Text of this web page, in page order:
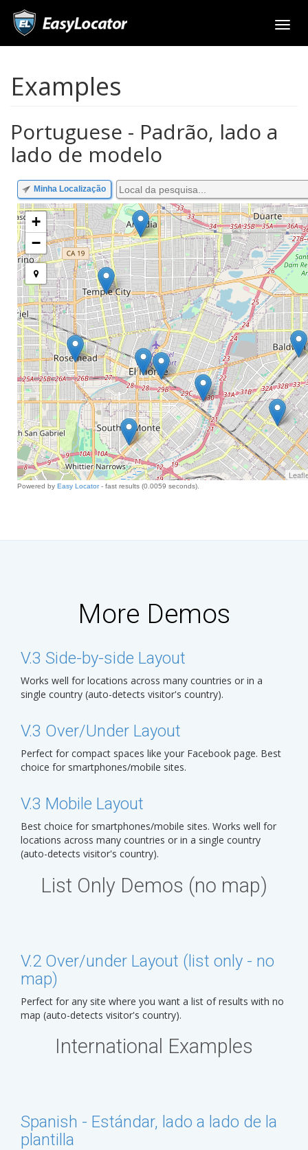
Examples
Portuguese - Padrão, lado a
lado de modelo
More Demos
V.3 Side-by-side Layout
Works well for locations across many countries or in a
single country (auto-detects visitor's country).
V.3 Over/Under Layout
Perfect for compact spaces like your Facebook page. Best
choice for smartphones/mobile sites.
V.3 Mobile Layout
Best choice for smartphones/mobile sites. Works well for
locations across many countries or in a single country
(auto-detects visitor's country).
List Only Demos (no map)
V.2 Over/under Layout (list only - no
map)
Perfect for any site where you want a list of results with no
map (auto-detects visitor's country).
International Examples
Spanish - Estándar, lado a lado de la
plantilla